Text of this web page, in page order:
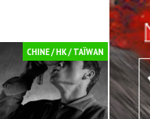
CHINE / HK / TAÏWAN